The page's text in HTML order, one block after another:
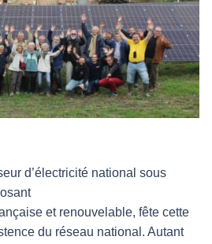
d’électricité national sous
et renouvelable, fête cette
du réseau national. Autant